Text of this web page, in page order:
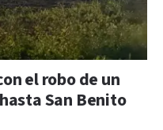
el robo de un
San Benito